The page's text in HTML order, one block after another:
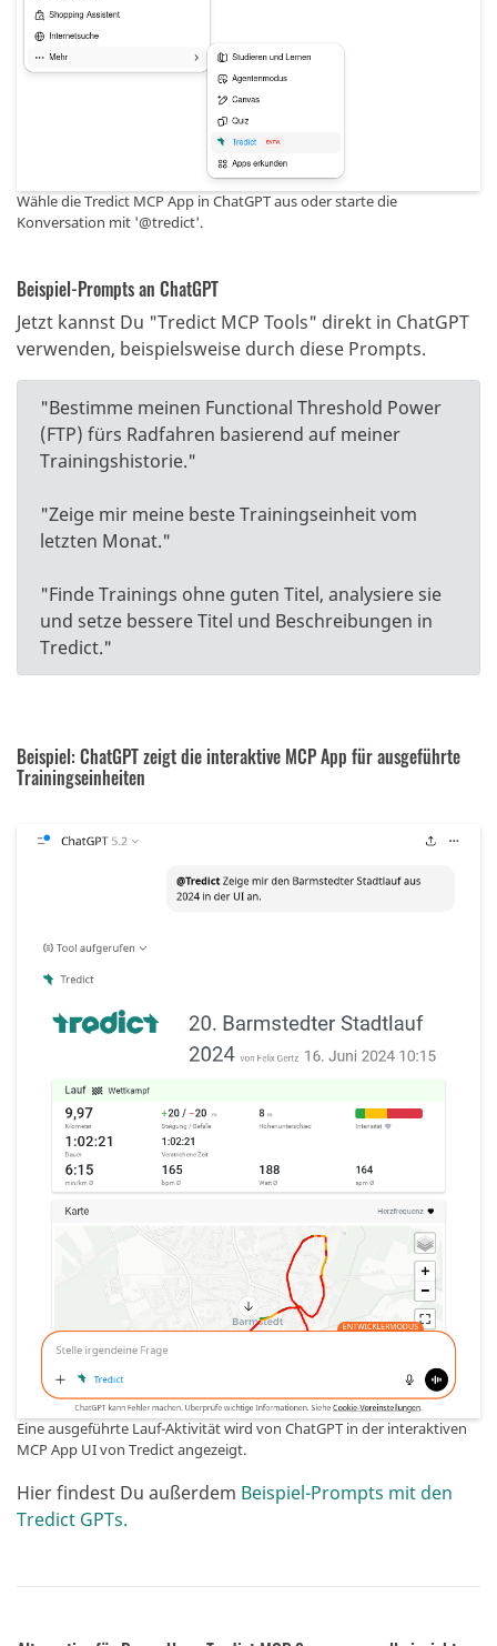
Wähle die Tredict MCP App in ChatGPT aus oder starte die
Konversation mit '@tredict'.
Beispiel-Prompts an ChatGPT
Jetzt kannst Du "Tredict MCP Tools" direkt in ChatGPT
verwenden, beispielsweise durch diese Prompts.
"Bestimme meinen Functional Threshold Power
(FTP) fürs Radfahren basierend auf meiner
Trainingshistorie."
"Zeige mir meine beste Trainingseinheit vom
letzten Monat."
"Finde Trainings ohne guten Titel, analysiere sie
und setze bessere Titel und Beschreibungen in
Tredict."
Beispiel: ChatGPT zeigt die interaktive MCP App für ausgeführte
Trainingseinheiten
Eine ausgeführte Lauf-Aktivität wird von ChatGPT in der interaktiven
MCP App UI von Tredict angezeigt.
Hier findest Du außerdem Beispiel-Prompts mit den
Tredict GPTs.